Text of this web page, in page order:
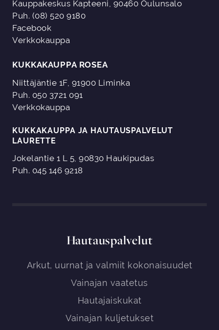
Kauppakeskus Kapteeni, 90460 Oulunsalo
Puh. (08) 520 9180
Facebook
Verkkokauppa
KUKKAKAUPPA ROSEA
Niittäjäntie 1F, 91900 Liminka
Puh. 050 3721 091
Verkkokauppa
KUKKAKAUPPA JA HAUTAUSPALVELUT
LAURETTE
Jokelantie 1 L 5, 90830 Haukipudas
Puh. 045 146 9218
Hautauspalvelut
Arkut, uurnat ja valmiit kokonaisuudet
Vainajan vaatetus
Hautajaiskukat
Vainajan kuljetukset